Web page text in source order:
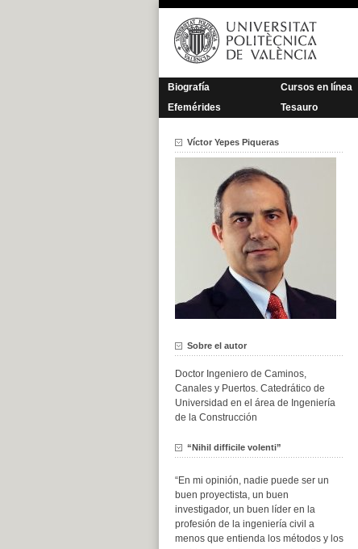
Saltar
contenido
Biografía Cursos en línea
Efemérides
Tesauro
Víctor Yepes Piqueras
Sobre el autor
Doctor Ingeniero de Caminos,
Canales y Puertos. Catedrático de
Universidad en el área de Ingeniería
de la Construcción
“Nihil difficile volenti”
“En mi opinión, nadie puede ser un
buen proyectista, un buen
investigador, un buen líder en la
profesión de la ingeniería civil a
menos que entienda los métodos y los